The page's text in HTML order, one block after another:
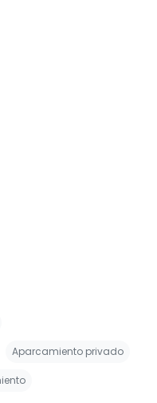
Aparcamiento privado